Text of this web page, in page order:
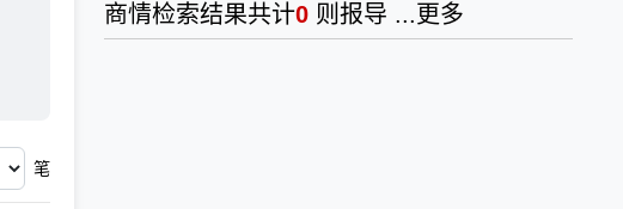
笔
商情检索结果共计0 则报导 ... 更多